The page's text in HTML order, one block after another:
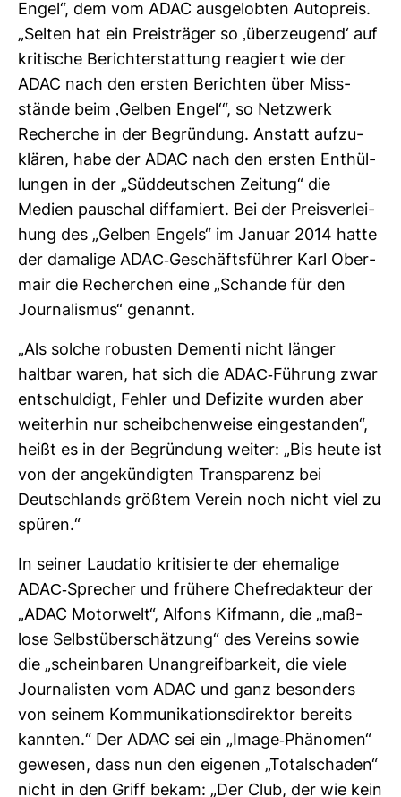
Engel“, dem vom ADAC aus­ge­lobten Auto­preis.
„Selten hat ein Preis­träger so ‚über­zeu­gend‘ auf
kri­ti­sche Bericht­erstat­tung reagiert wie der
ADAC nach den ersten Berichten über Miss­
stände beim ‚Gelben Engel‘“, so Netz­werk
Recherche in der Begrün­dung. Anstatt auf­zu­
klären, habe der ADAC nach den ersten Ent­hül­
lungen in der „Süd­deut­schen Zei­tung“ die
Medien pau­schal dif­fa­miert. Bei der Preis­ver­lei­
hung des „Gelben Engels“ im Januar 2014 hatte
der dama­lige ADAC-​Geschäfts­führer Karl Ober­
mair die Recher­chen eine „Schande für den
Jour­na­lismus“ genannt.
„Als solche robusten Dementi nicht länger
haltbar waren, hat sich die ADAC-​Füh­rung zwar
ent­schul­digt, Fehler und Defi­zite wurden aber
wei­terhin nur scheib­chen­weise ein­ge­standen“,
heißt es in der Begrün­dung weiter: „Bis heute ist
von der ange­kün­digten Trans­pa­renz bei
Deutsch­lands größtem Verein noch nicht viel zu
spüren.“
In seiner Lau­datio kri­ti­sierte der ehe­ma­lige
ADAC-​Spre­cher und frü­here Chef­re­dak­teur der
„ADAC Motor­welt“, Alfons Kif­mann, die „maß­
lose Selbst­über­schät­zung“ des Ver­eins sowie
die „schein­baren Unan­greif­bar­keit, die viele
Jour­na­listen vom ADAC und ganz beson­ders
von seinem Kom­mu­ni­ka­ti­ons­di­rektor bereits
kannten.“ Der ADAC sei ein „Image-​Phä­nomen“
gewesen, dass nun den eigenen „Total­schaden“
nicht in den Griff bekam: „Der Club, der wie kein